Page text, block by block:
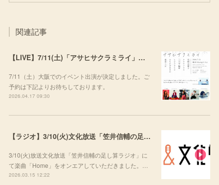
関連記事
【LIVE】7/11(土)「アサヒサクラミライ」出演
7/11（土）大阪でのイベント出演が決定しました。ご
予約は下記よりお待ちしております。
2026.04.17 09:30
【ラジオ】3/10(火)文化放送「笠井信輔の足し算ラジオ」にて楽曲をご紹介いただきました
3/10(火)放送文化放送「笠井信輔の足し算ラジオ」に
て楽曲「Home」をオンエアしていただきました。…
2026.03.15 12:22